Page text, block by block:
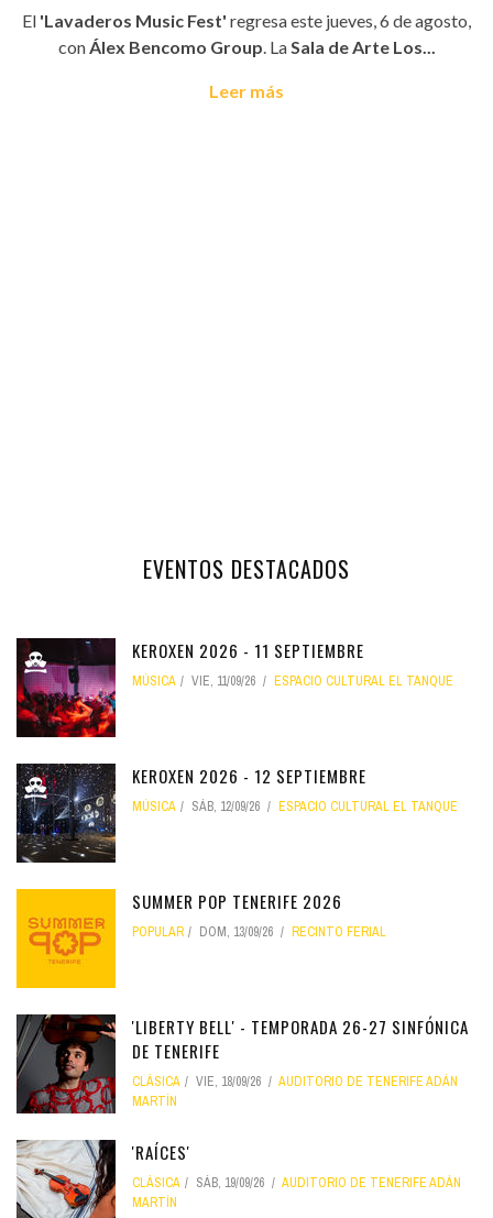
El 'Lavaderos Music Fest' regresa este jueves, 6 de agosto,
con Álex Bencomo Group . La Sala de Arte Los...
Leer más
EVENTOS DESTACADOS
KEROXEN 2026 - 11 SEPTIEMBRE
MÚSICA VIE, 11/09/26 ESPACIO CULTURAL EL TANQUE
KEROXEN 2026 - 12 SEPTIEMBRE
MÚSICA SÁB, 12/09/26 ESPACIO CULTURAL EL TANQUE
SUMMER POP TENERIFE 2026
POPULAR DOM, 13/09/26 RECINTO FERIAL
'LIBERTY BELL' - TEMPORADA 26-27 SINFÓNICA
DE TENERIFE
CLÁSICA VIE, 18/09/26
AUDITORIO DE TENERIFE ADÁN
MARTÍN
'RAÍCES'
CLÁSICA SÁB, 19/09/26
AUDITORIO DE TENERIFE ADÁN
MARTÍN